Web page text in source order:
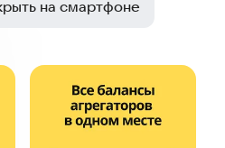
на смартфоне